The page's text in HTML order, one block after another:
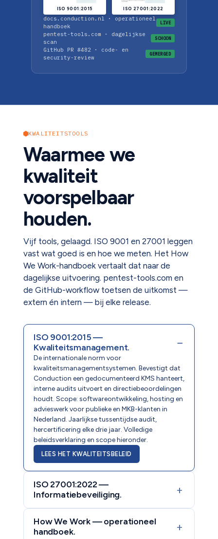
ISO 9001:2015 ISO 27001:2022
docs.conduction.nl · operationeel
handboek
LIVE
pentest-tools.com · dagelijkse
scan
SCHOON
GitHub PR #482 · code- en
security-review
GEMERGED
KWALITEITSTOOLS
Waarmee we
kwaliteit
voorspelbaar
houden.
Vijf tools, gelaagd. ISO 9001 en 27001 leggen
vast wat goed is en hoe we meten. Het How
We Work-handboek vertaalt dat naar de
dagelijkse uitvoering. pentest-tools.com en
de GitHub-workflow toetsen de uitkomst —
extern én intern — bij elke release.
ISO 9001:2015 —
Kwaliteitsmanagement.
−
De internationale norm voor
kwaliteitsmanagementsystemen. Bevestigt dat
Conduction een gedocumenteerd KMS hanteert,
interne audits uitvoert en directiebeoordelingen
houdt. Scope: softwareontwikkeling, hosting en
advieswerk voor publieke en MKB-klanten in
Nederland. Jaarlijkse tussentijdse audit,
hercertificering elke drie jaar. Volledige
beleidsverklaring en scope hieronder.
LEES HET KWALITEITSBELEID
ISO 27001:2022 —
Informatiebeveiliging.
+
How We Work — operationeel
handboek.
+